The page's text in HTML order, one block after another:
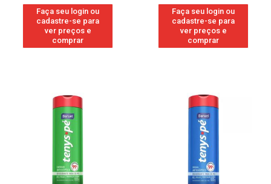
Faça seu login ou
cadastre-se para
ver preços e
comprar
Faça seu login ou
cadastre-se para
ver preços e
comprar